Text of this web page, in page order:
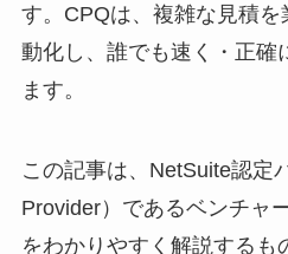
す。CPQは、複雑な見積を
動化し、誰でも速く・正確
ます。
この記事は、NetSuite認定
Provider）であるベンチャ
をわかりやすく解説するも